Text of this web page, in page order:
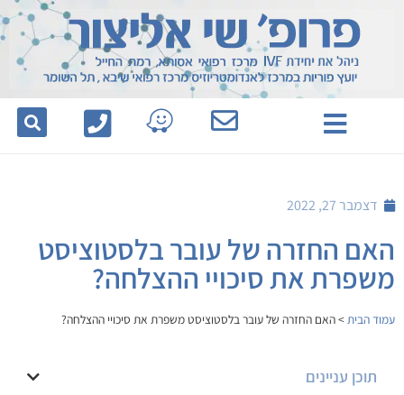
דצמבר 27, 2022
האם החזרה של עובר בלסטוציסט
משפרת את סיכויי ההצלחה?
עמוד הבית>האם החזרה של עובר בלסטוציסט משפרת את סיכויי ההצלחה?
תוכן עניינים